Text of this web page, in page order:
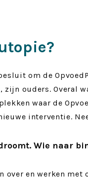
om de
zijn ouders. Overal
waar de
interventie.
Wie naar
over en werken met